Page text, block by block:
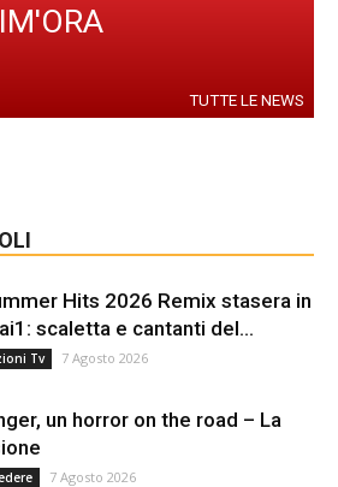
TUTTE LE NEWS
Hits 2026 Remix stasera in
scaletta e cantanti del...
Tv 7 Agosto 2026
un horror on the road – La
7 Agosto 2026